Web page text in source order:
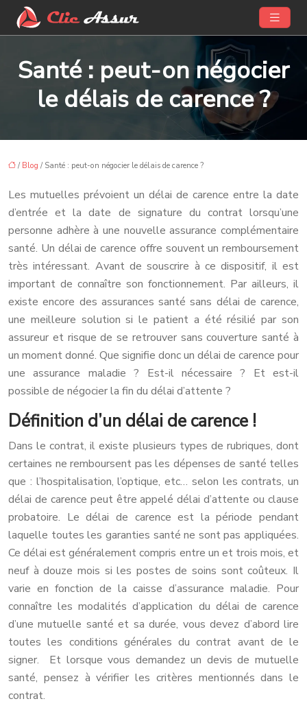
Santé : peut-on négocier
le délais de carence ?
/ Blog / Santé : peut-on négocier le délais de carence ?
Les mutuelles prévoient un délai de carence entre la date
d’entrée et la date de signature du contrat lorsqu’une
personne adhère à une nouvelle assurance complémentaire
santé. Un délai de carence offre souvent un remboursement
très intéressant. Avant de souscrire à ce dispositif, il est
important de connaître son fonctionnement. Par ailleurs, il
existe encore des assurances santé sans délai de carence,
une meilleure solution si le patient a été résilié par son
assureur et risque de se retrouver sans couverture santé à
un moment donné. Que signifie donc un délai de carence pour
une assurance maladie ? Est-il nécessaire ? Et est-il
possible de négocier la fin du délai d’attente ?
Définition d’un délai de carence !
Dans le contrat, il existe plusieurs types de rubriques, dont
certaines ne remboursent pas les dépenses de santé telles
que : l’hospitalisation, l’optique, etc… selon les contrats, un
délai de carence peut être appelé délai d’attente ou clause
probatoire. Le délai de carence est la période pendant
laquelle toutes les garanties santé ne sont pas appliquées.
Ce délai est généralement compris entre un et trois mois, et
neuf à douze mois si les postes de soins sont coûteux. Il
varie en fonction de la caisse d’assurance maladie. Pour
connaître les modalités d’application du délai de carence
d’une mutuelle santé et sa durée, vous devez d’abord lire
toutes les conditions générales du contrat avant de le
signer. Et lorsque vous demandez un devis de mutuelle
santé, pensez à vérifier les critères mentionnés dans le
contrat.